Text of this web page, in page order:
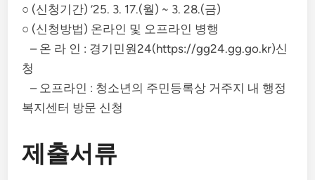
○ (신청기간) ’25. 3. 17.(월) ~ 3. 28.(금)
○ (신청방법) 온라인 및 오프라인 병행
– 온 라 인 : 경기민원24(https://gg24.gg.go.kr)신
청
– 오프라인 : 청소년의 주민등록상 거주지 내 행정
복지센터 방문 신청
제출서류